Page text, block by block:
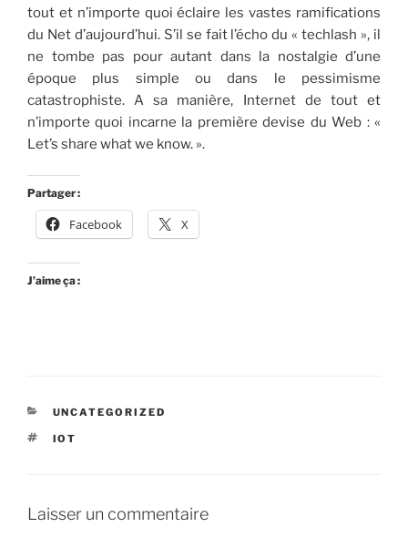
tout et n’importe quoi éclaire les vastes ramifications
du Net d’aujourd’hui. S’il se fait l’écho du « techlash », il
ne tombe pas pour autant dans la nostalgie d’une
époque plus simple ou dans le pessimisme
catastrophiste. A sa manière, Internet de tout et
n’importe quoi incarne la première devise du Web : «
Let’s share what we know. ».
Partager :
Facebook X
J’aime ça :
CATÉGORIES
UNCATEGORIZED
ÉTIQUETTES
IOT
Laisser un commentaire